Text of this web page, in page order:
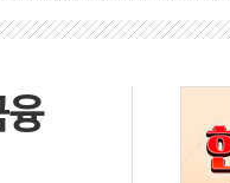
래위원회
"R&D직 주 52시간제 개선
년 임금협약 타결…연봉 6.3%
재범·실리카겔 등 8~9월 공연